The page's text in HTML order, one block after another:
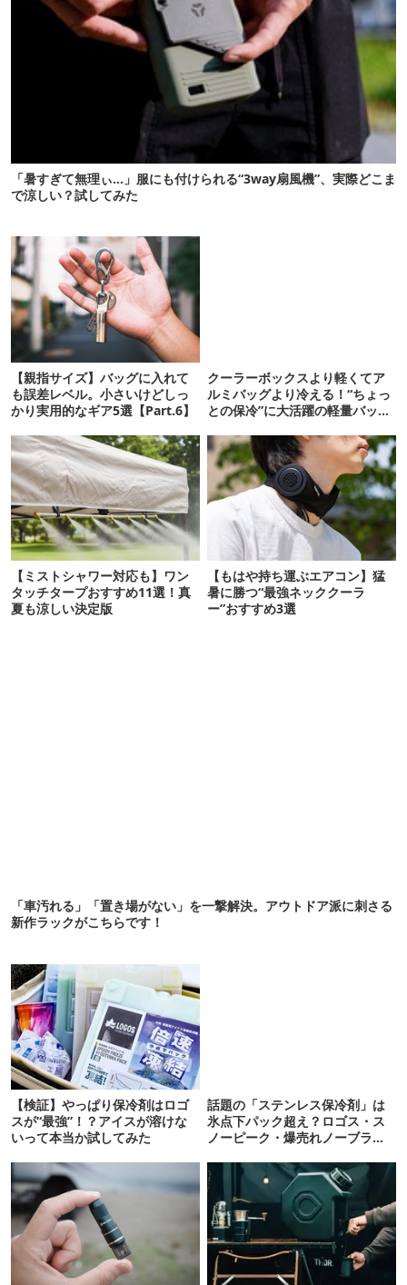
「暑すぎて無理ぃ…」服にも付けられる“3way扇風機”、実際どこま
で涼しい？試してみた
【親指サイズ】バッグに入れて
も誤差レベル。小さいけどしっ
かり実用的なギア5選【Part.6】
クーラーボックスより軽くてア
ルミバッグより冷える！“ちょっ
との保冷”に大活躍の軽量バッグ
【ミストシャワー対応も】ワン
タッチタープおすすめ11選！真
夏も涼しい決定版
【もはや持ち運ぶエアコン】猛
暑に勝つ“最強ネッククーラ
ー”おすすめ3選
「車汚れる」「置き場がない」を一撃解決。アウトドア派に刺さる
新作ラックがこちらです！
【検証】やっぱり保冷剤はロゴ
スが“最強”！？アイスが溶けな
いって本当か試してみた
話題の「ステンレス保冷剤」は
氷点下パック超え？ロゴス・ス
ノーピーク・爆売れノーブラン